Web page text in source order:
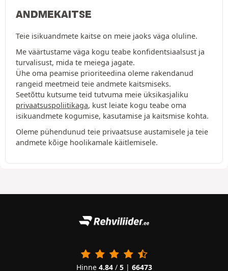
ANDMEKAITSE
Teie isikuandmete kaitse on meie jaoks väga oluline.
Me väärtustame väga kogu teabe konfidentsiaalsust ja
turvalisust, mida te meiega jagate.
Ühe oma peamise prioriteedina oleme rakendanud
rangeid meetmeid teie andmete kaitsmiseks.
Seetõttu kutsume teid tutvuma meie üksikasjaliku
privaatsuspoliitikaga, kust leiate kogu teabe oma
isikuandmete kogumise, kasutamise ja kaitsmise kohta.
Oleme pühendunud teie privaatsuse austamisele ja teie
andmete kõige hoolikamale käitlemisele.
Hinne 4.84/ 5| 66473